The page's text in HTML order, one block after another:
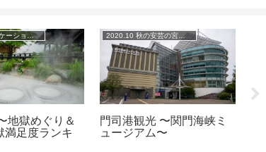
2021.07 ワーケーション at 北九州
地獄めぐり＆
満足度ランキ
2020.10 秋の安芸の宮島 山陽の旅
門司港観光 〜関門海峡ミ
ュージアム〜